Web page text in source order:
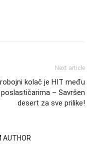
Next article
kolač je HIT među
poslastičarima – Savršen
desert za sve prilike!
AUTHOR